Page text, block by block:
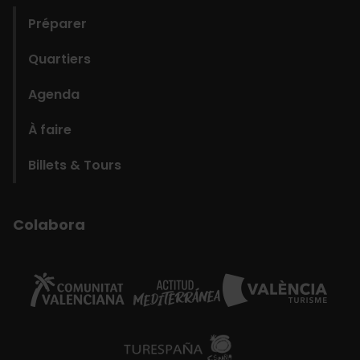
Préparer
Quartiers
Agenda
À faire
Billets & Tours
Colabora